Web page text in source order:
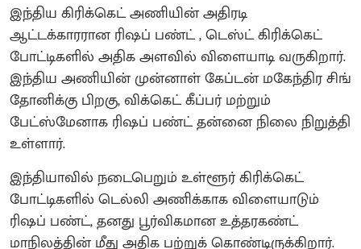
இந்திய கிரிக்கெட் அணியின் அதிரடி
ஆட்டக்காரரான ரிஷப் பண்ட் , டெஸ்ட் கிரிக்கெட்
போட்டிகளில் அதிக அளவில் விளையாடி வருகிறார்.
இந்திய அணியின் முன்னாள் கேப்டன் மகேந்திர சிங்
தோனிக்கு பிறகு, விக்கெட் கீப்பர் மற்றும்
பேட்ஸ்மேனாக ரிஷப் பண்ட் தன்னை நிலை நிறுத்தி
உள்ளார்.
இந்தியாவில் நடைபெறும் உள்ளூர் கிரிக்கெட்
போட்டிகளில் டெல்லி அணிக்காக விளையாடும்
ரிஷப் பண்ட், தனது பூர்விகமான உத்தரகண்ட்
மாநிலத்தின் மீது அதிக பற்றுக் கொண்டிருக்கிறார்.